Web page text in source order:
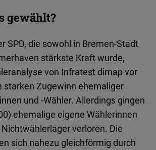
gewählt?
SPD, die sowohl in Bremen-Stadt
stärkste Kraft wurde,
von Infratest dimap vor
starken Zugewinn ehemaliger
und -Wähler. Allerdings gingen
ehemalige eigene Wählerinnen
verloren. Die
sich nahezu gleichförmig durch